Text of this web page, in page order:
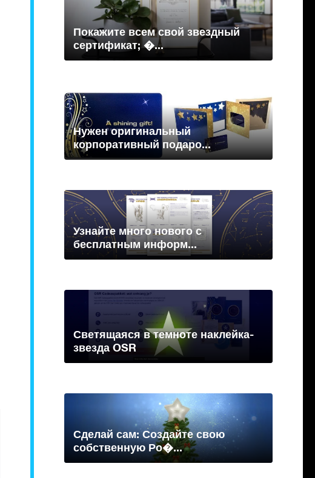
Покажите всем свой звездный
сертификат; �...
Нужен оригинальный
корпоративный подаро...
Узнайте много нового с
бесплатным информ...
Светящаяся в темноте наклейка-
звезда OSR
Сделай сам: Создайте свою
собственную Ро�...